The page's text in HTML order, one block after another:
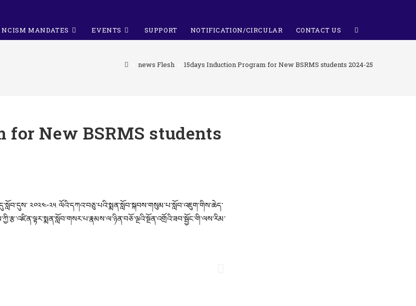
NCISM MANDATES EVENTS SUPPORT NOTIFICATION/CIRCULAR CONTACT US
news Flesh 15days Induction Program for New BSRMS students 2024-25
for New BSRMS students
༢༠༢༤-༢༥ ལོའི་དཀའ་བཅུ་པའི་སྨན་སློབ་སྐབས་གསུམ་པ་སློབ་འཇུག་གིས་ཆེད་